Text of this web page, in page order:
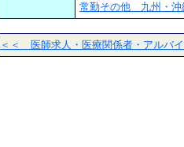
常勤その他 九州・沖
＜＜ 医師求人・医療関係者・アルバ